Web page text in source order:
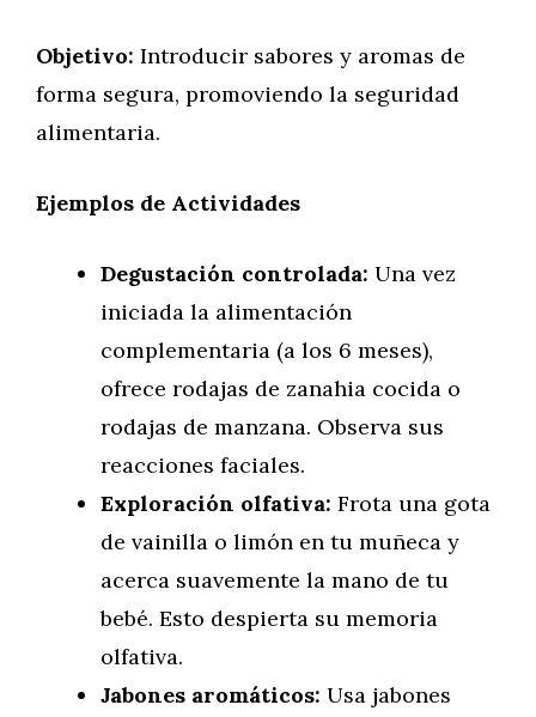
Objetivo: Introducir sabores y aromas de
forma segura, promoviendo la seguridad
alimentaria.
Ejemplos de Actividades
Degustación controlada: Una vez
iniciada la alimentación
complementaria (a los 6 meses),
ofrece rodajas de zanahia cocida o
rodajas de manzana. Observa sus
reacciones faciales.
Exploración olfativa: Frota una gota
de vainilla o limón en tu muñeca y
acerca suavemente la mano de tu
bebé. Esto despierta su memoria
olfativa.
Jabones aromáticos: Usa jabones